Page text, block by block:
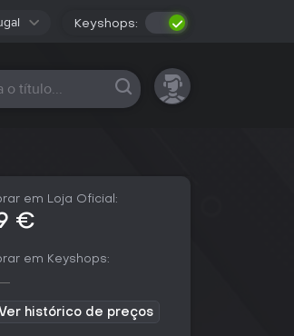
Keyshops:
em Loja Oficial:
€
em Keyshops:
Ver histórico de preços